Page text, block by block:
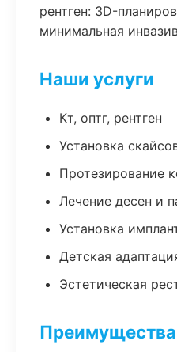
рентген: 3D-
минимальная
Наши услуги
Кт, оптг, рентген
Установка
Протезирование
Лечение десен и
Установка
Детская
Эстетическая